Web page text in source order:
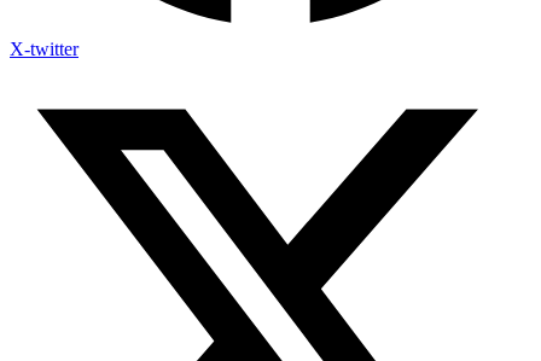
X-twitter